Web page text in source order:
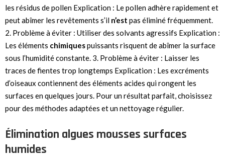
les résidus de pollen Explication : Le pollen adhère rapidement et
peut abîmer les revêtements s’il n’est pas éliminé fréquemment.
2. Problème à éviter : Utiliser des solvants agressifs Explication :
Les éléments chimiquespuissants risquent de abîmer la surface
sous l’humidité constante. 3. Problème à éviter : Laisser les
traces de fientes trop longtemps Explication : Les excréments
d’oiseaux contiennent des éléments acides qui rongent les
surfaces en quelques jours. Pour un résultat parfait, choisissez
pour des méthodes adaptées et un nettoyage régulier.
Élimination algues mousses surfaces
humides